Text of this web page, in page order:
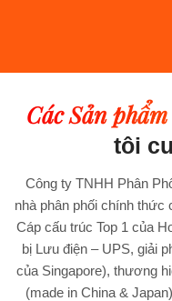
Các Sản
tôi
Công ty TNHH Phân
nhà phân phối chính
Cáp cấu trúc Top 1 của
bị Lưu điện – UPS, giải
của Singapore), thương
(made in China &